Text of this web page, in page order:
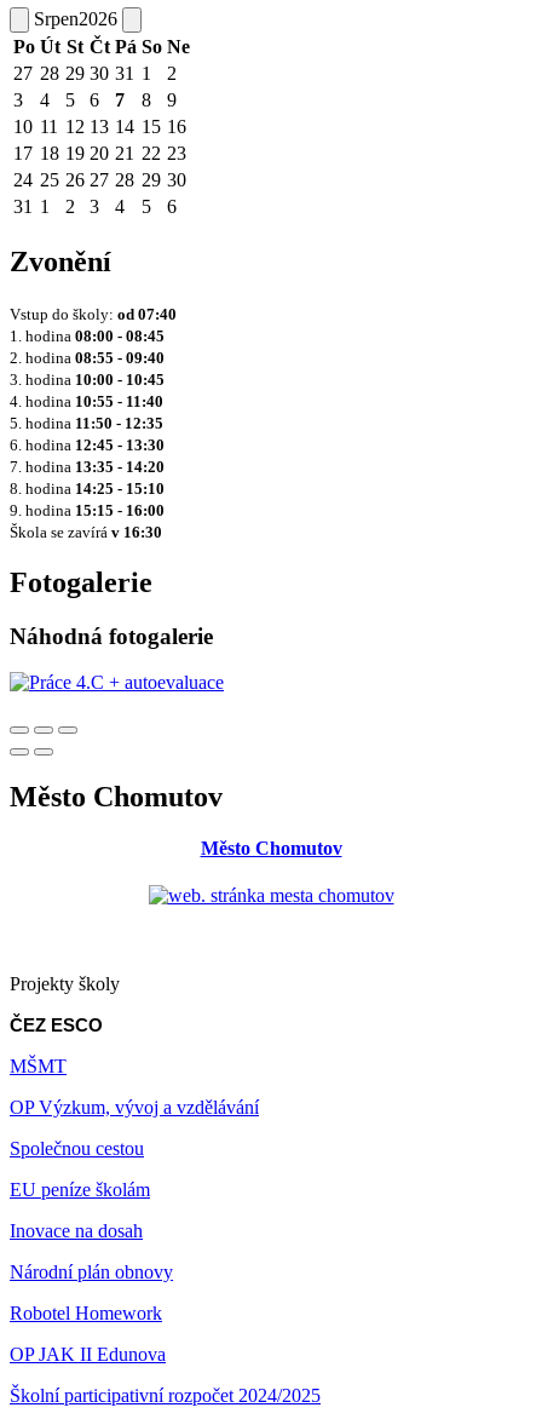
Srpen2026
Po Út St Čt Pá So Ne
27 28 29 30 31 1
2
3
4 5 6 7 8
9
10 11 12 13 14 15 16
17 18 19 20 21 22 23
24 25 26 27 28 29 30
31 1 2 3 4 5 6
Zvonění
Vstup do školy: od 07:40
1. hodina 08:00 - 08:45
2. hodina 08:55 - 09:40
3. hodina 10:00 - 10:45
4. hodina 10:55 - 11:40
5. hodina 11:50 - 12:35
6. hodina 12:45 - 13:30
7. hodina 13:35 - 14:20
8. hodina 14:25 - 15:10
9. hodina 15:15 - 16:00
Škola se zavírá v 16:30
Fotogalerie
Náhodná fotogalerie
Město Chomutov
Město Chomutov
Projekty školy
ČEZ ESCO
MŠMT
OP Výzkum, vývoj a vzdělávání
Společnou cestou
EU peníze školám
Inovace na dosah
Národní plán obnovy
Robotel Homework
OP JAK II Edunova
Školní participativní rozpočet 2024/2025